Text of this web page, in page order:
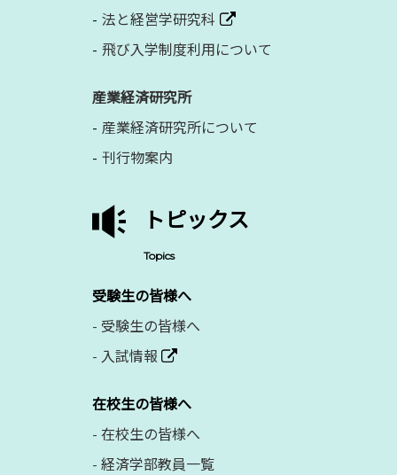
法と経営学研究科
飛び入学制度利用について
産業経済研究所
産業経済研究所について
刊行物案内
トピックス
Topics
受験生の皆様へ
- 受験生の皆様へ
- 入試情報
在校生の皆様へ
- 在校生の皆様へ
- 経済学部教員一覧